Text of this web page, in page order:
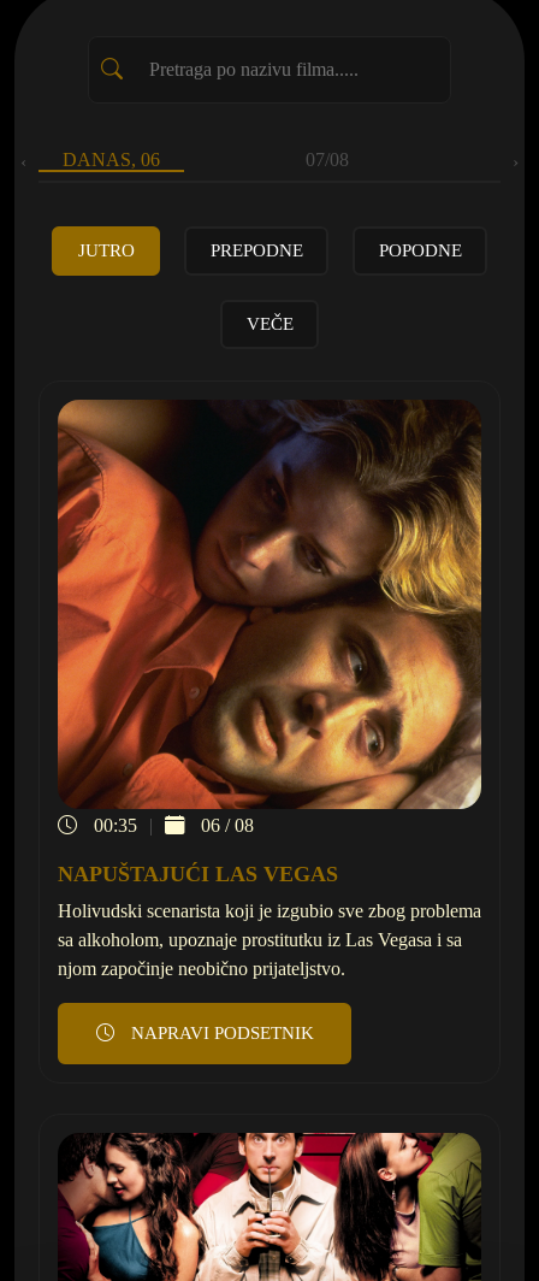
DANAS, 06 07/08
‹ ›
JUTRO PREPODNE POPODNE
VEČE
00:35 06 / 08
NAPUŠTAJUĆI LAS VEGAS
Holivudski scenarista koji je izgubio sve zbog problema
sa alkoholom, upoznaje prostitutku iz Las Vegasa i sa
njom započinje neobično prijateljstvo.
NAPRAVI PODSETNIK